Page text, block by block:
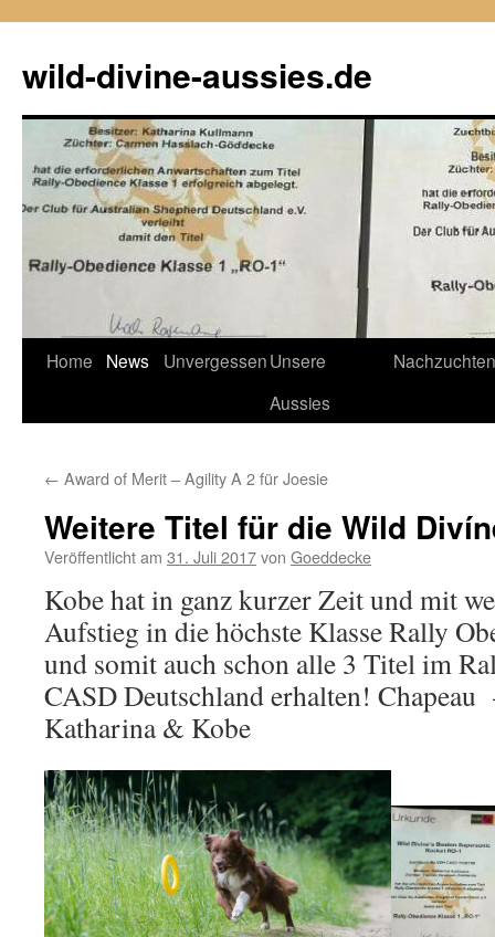
springen
wild-divine-aussies.de
Home News UnvergessenUnsere
Aussies
Nachzuchten
← Award of Merit – Agility A 2 für Joesie
Weitere Titel für die Wild
Veröffentlicht am 31. Juli 2017von Goeddecke
Kobe hat in ganz kurzer Zeit und mit
Aufstieg in die höchste Klasse Rally
und somit auch schon alle 3 Titel im
CASD Deutschland erhalten!
Katharina & Kobe